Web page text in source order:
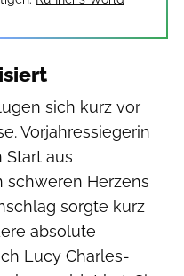
sich kurz vor
Vorjahressiegerin
Start aus
schweren Herzens
sorgte kurz
absolute
Lucy Charles-